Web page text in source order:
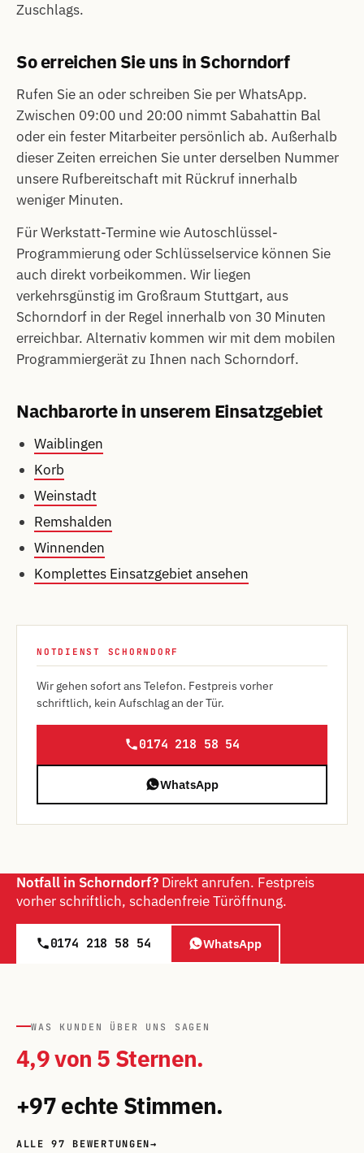
Zuschlags.
So erreichen Sie uns in Schorndorf
Rufen Sie an oder schreiben Sie per WhatsApp.
Zwischen 09:00 und 20:00 nimmt Sabahattin Bal
oder ein fester Mitarbeiter persönlich ab. Außerhalb
dieser Zeiten erreichen Sie unter derselben Nummer
unsere Rufbereitschaft mit Rückruf innerhalb
weniger Minuten.
Für Werkstatt-Termine wie Autoschlüssel-
Programmierung oder Schlüsselservice können Sie
auch direkt vorbeikommen. Wir liegen
verkehrsgünstig im Großraum Stuttgart, aus
Schorndorf in der Regel innerhalb von 30 Minuten
erreichbar. Alternativ kommen wir mit dem mobilen
Programmiergerät zu Ihnen nach Schorndorf.
Nachbarorte in unserem Einsatzgebiet
Waiblingen
Korb
Weinstadt
Remshalden
Winnenden
Komplettes Einsatzgebiet ansehen
NOTDIENST SCHORNDORF
Wir gehen sofort ans Telefon. Festpreis vorher
schriftlich, kein Aufschlag an der Tür.
0174 218 58 54
WhatsApp
Notfall in Schorndorf? Direkt anrufen. Festpreis
vorher schriftlich, schadenfreie Türöffnung.
0174 218 58 54 WhatsApp
WAS KUNDEN ÜBER UNS SAGEN
4,9 von 5 Sternen.
+97 echte Stimmen.
ALLE 97 BEWERTUNGEN→